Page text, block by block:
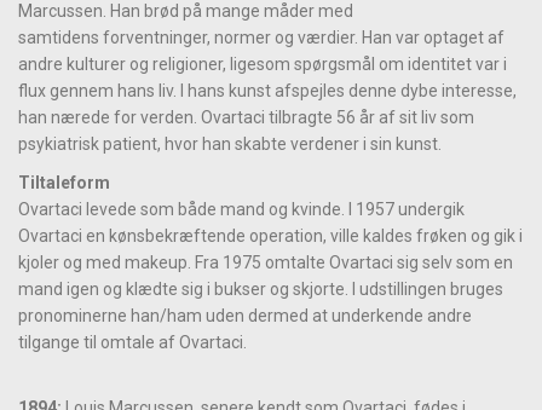
Marcussen. Han brød på mange måder med
samtidens forventninger, normer og værdier. Han var optaget af
andre kulturer og religioner, ligesom spørgsmål om identitet var i
flux gennem hans liv. I hans kunst afspejles denne dybe interesse,
han nærede for verden. Ovartaci tilbragte 56 år af sit liv som
psykiatrisk patient, hvor han skabte verdener i sin kunst.
Tiltaleform
Ovartaci levede som både mand og kvinde. I 1957 undergik
Ovartaci en kønsbekræftende operation, ville kaldes frøken og gik i
kjoler og med makeup. Fra 1975 omtalte Ovartaci sig selv som en
mand igen og klædte sig i bukser og skjorte. I udstillingen bruges
pronominerne han/ham uden dermed at underkende andre
tilgange til omtale af Ovartaci.